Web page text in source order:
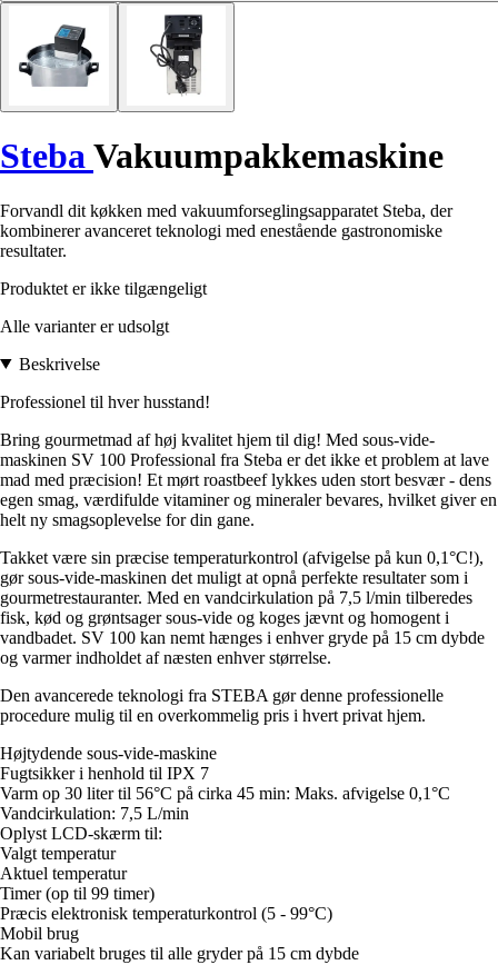
StebaVakuumpakkemaskine
Forvandl dit køkken med vakuumforseglingsapparatet Steba, der
kombinerer avanceret teknologi med enestående gastronomiske
resultater.
Produktet er ikke tilgængeligt
Alle varianter er udsolgt
Beskrivelse
Professionel til hver husstand!
Bring gourmetmad af høj kvalitet hjem til dig! Med sous-vide-
maskinen SV 100 Professional fra Steba er det ikke et problem at lave
mad med præcision! Et mørt roastbeef lykkes uden stort besvær - dens
egen smag, værdifulde vitaminer og mineraler bevares, hvilket giver en
helt ny smagsoplevelse for din gane.
Takket være sin præcise temperaturkontrol (afvigelse på kun 0,1°C!),
gør sous-vide-maskinen det muligt at opnå perfekte resultater som i
gourmetrestauranter. Med en vandcirkulation på 7,5 l/min tilberedes
fisk, kød og grøntsager sous-vide og koges jævnt og homogent i
vandbadet. SV 100 kan nemt hænges i enhver gryde på 15 cm dybde
og varmer indholdet af næsten enhver størrelse.
Den avancerede teknologi fra STEBA gør denne professionelle
procedure mulig til en overkommelig pris i hvert privat hjem.
Højtydende sous-vide-maskine
Fugtsikker i henhold til IPX 7
Varm op 30 liter til 56°C på cirka 45 min: Maks. afvigelse 0,1°C
Vandcirkulation: 7,5 L/min
Oplyst LCD-skærm til:
Valgt temperatur
Aktuel temperatur
Timer (op til 99 timer)
Præcis elektronisk temperaturkontrol (5 - 99°C)
Mobil brug
Kan variabelt bruges til alle gryder på 15 cm dybde